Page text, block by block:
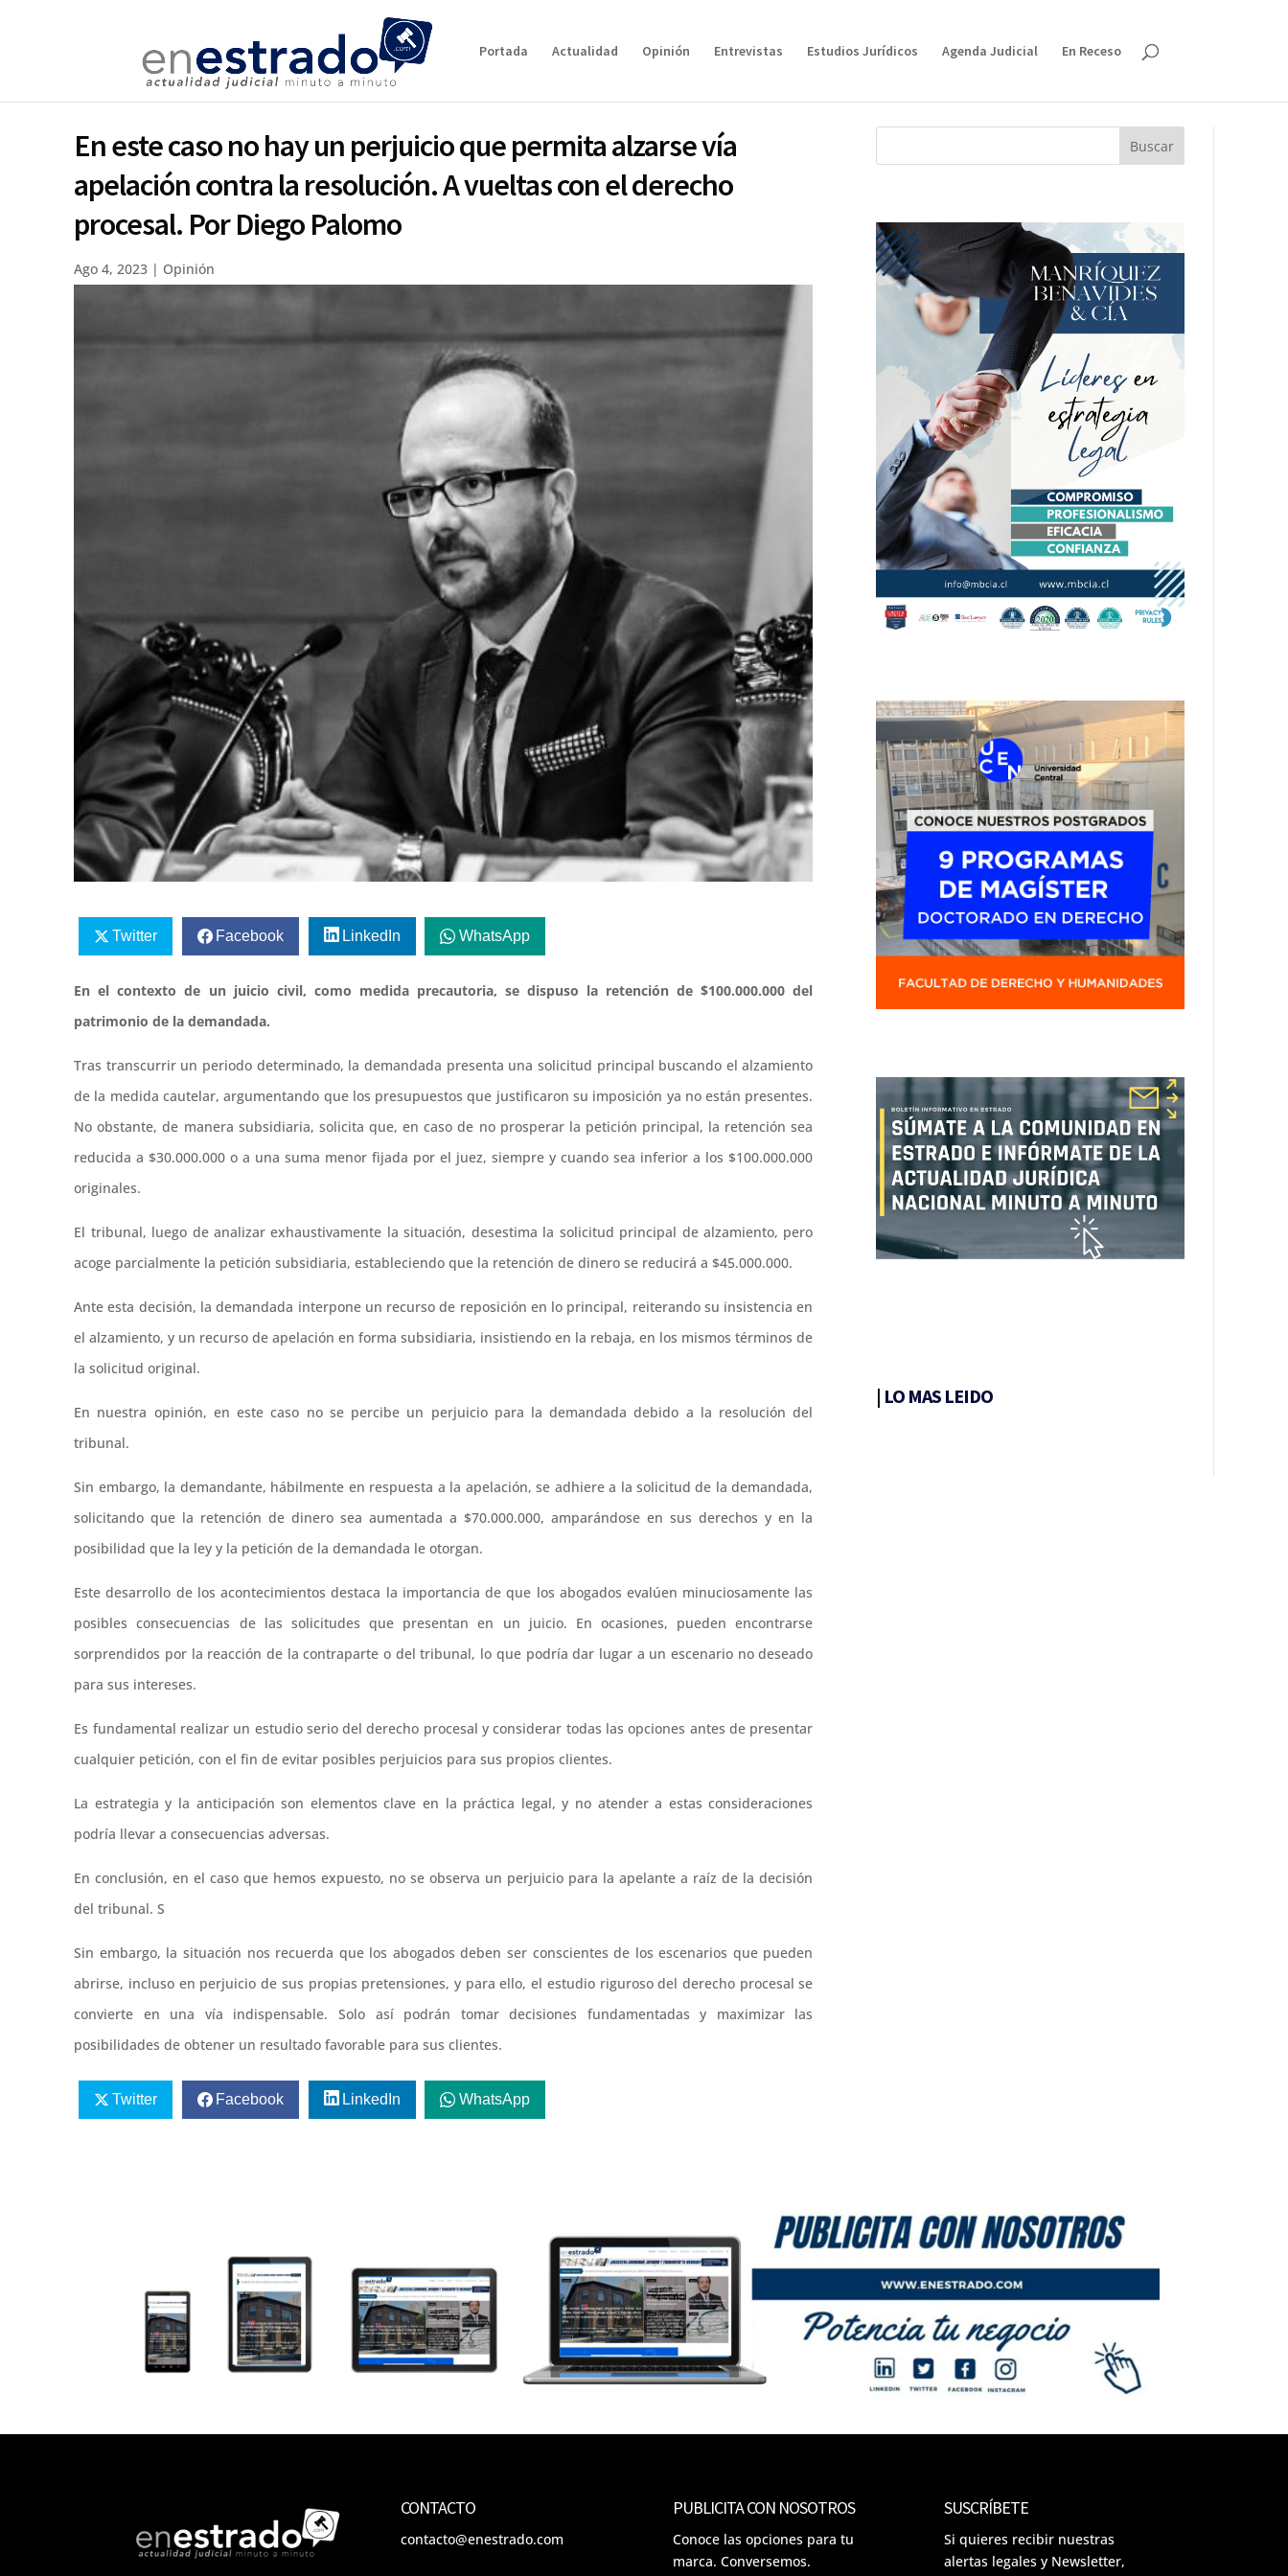
Portada Actualidad Opinión Entrevistas Estudios Jurídicos Agenda Judicial En Receso
En este caso no hay un perjuicio que permita alzarse vía
apelación contra la resolución. A vueltas con el derecho
procesal. Por Diego Palomo
Ago 4, 2023 | Opinión
Twitter Facebook LinkedIn WhatsApp
En el contexto de un juicio civil, como medida precautoria, se dispuso la retención de $100.000.000 del
patrimonio de la demandada.
Tras transcurrir un periodo determinado, la demandada presenta una solicitud principal buscando el alzamiento
de la medida cautelar, argumentando que los presupuestos que justificaron su imposición ya no están presentes.
No obstante, de manera subsidiaria, solicita que, en caso de no prosperar la petición principal, la retención sea
reducida a $30.000.000 o a una suma menor fijada por el juez, siempre y cuando sea inferior a los $100.000.000
originales.
El tribunal, luego de analizar exhaustivamente la situación, desestima la solicitud principal de alzamiento, pero
acoge parcialmente la petición subsidiaria, estableciendo que la retención de dinero se reducirá a $45.000.000.
Ante esta decisión, la demandada interpone un recurso de reposición en lo principal, reiterando su insistencia en
el alzamiento, y un recurso de apelación en forma subsidiaria, insistiendo en la rebaja, en los mismos términos de
la solicitud original.
En nuestra opinión, en este caso no se percibe un perjuicio para la demandada debido a la resolución del
tribunal.
Sin embargo, la demandante, hábilmente en respuesta a la apelación, se adhiere a la solicitud de la demandada,
solicitando que la retención de dinero sea aumentada a $70.000.000, amparándose en sus derechos y en la
posibilidad que la ley y la petición de la demandada le otorgan.
Este desarrollo de los acontecimientos destaca la importancia de que los abogados evalúen minuciosamente las
posibles consecuencias de las solicitudes que presentan en un juicio. En ocasiones, pueden encontrarse
sorprendidos por la reacción de la contraparte o del tribunal, lo que podría dar lugar a un escenario no deseado
para sus intereses.
Es fundamental realizar un estudio serio del derecho procesal y considerar todas las opciones antes de presentar
cualquier petición, con el fin de evitar posibles perjuicios para sus propios clientes.
La estrategia y la anticipación son elementos clave en la práctica legal, y no atender a estas consideraciones
podría llevar a consecuencias adversas.
En conclusión, en el caso que hemos expuesto, no se observa un perjuicio para la apelante a raíz de la decisión
del tribunal. S
Sin embargo, la situación nos recuerda que los abogados deben ser conscientes de los escenarios que pueden
abrirse, incluso en perjuicio de sus propias pretensiones, y para ello, el estudio riguroso del derecho procesal se
convierte en una vía indispensable. Solo así podrán tomar decisiones fundamentadas y maximizar las
posibilidades de obtener un resultado favorable para sus clientes.
Twitter Facebook LinkedIn WhatsApp
| LO MAS LEIDO
CONTACTO
contacto@enestrado.com
PUBLICITA CON NOSOTROS
Conoce las opciones para tu
marca. Conversemos.
SUSCRÍBETE
Si quieres recibir nuestras
alertas legales y Newsletter,